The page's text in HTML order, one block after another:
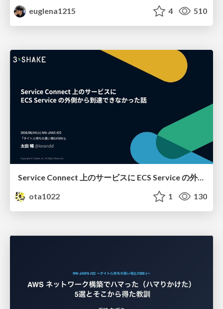
euglena1215
4 510
Service Connect 上のサービスに ECS Service の外側から到達できなかった話
ota1022
1 130